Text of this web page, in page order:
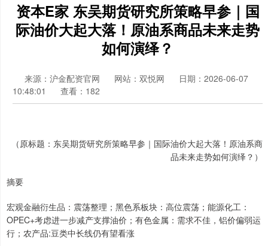
资本E家 东吴期货研究所策略早参｜国
际油价大起大落！原油系商品未来走势
如何演绎？
来源：沪金配资官网 网站：双悦网
日期：2026-06-07
10:48:01
查看：182
（原标题：东吴期货研究所策略早参｜国际油价大起大落！原油系商
品未来走势如何演绎？）
摘要
宏观金融衍生品：震荡整理；黑色系板块：高位震荡；能源化工：
OPEC+考虑进一步减产支撑油价；有色金属：需求不佳，铝价偏弱运
行；农产品:豆类中长线仍有望看涨